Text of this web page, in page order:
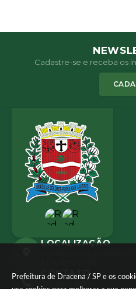
Prefeitura de Dracena / SP e os
Cadastre-se e receba os
LOCALIZAÇÃO
CONTATO